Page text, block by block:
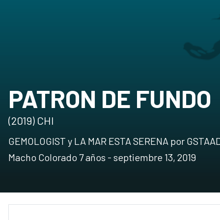
PATRON DE FUNDO
(2019) CHI
GEMOLOGIST y LA MAR ESTA SERENA por
Macho Colorado 7 años - septiembre 13, 2019